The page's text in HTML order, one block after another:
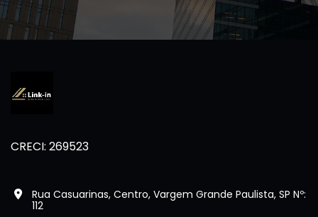
CRECI: 269523
Rua Casuarinas, Centro, Vargem Grande Paulista, SP Nº:
112